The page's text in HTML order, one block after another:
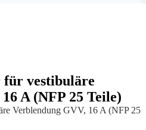
für vestibuläre
A (NFP 25 Teile)
Verblendung GVV, 16 A (NFP 25